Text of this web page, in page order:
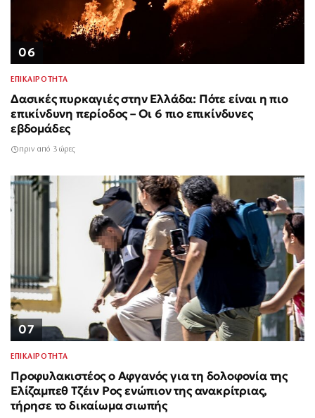
06
ΕΠΙΚΑΙΡΟΤΗΤΑ
Δασικές πυρκαγιές στην Ελλάδα: Πότε είναι η πιο
επικίνδυνη περίοδος – Οι 6 πιο επικίνδυνες
εβδομάδες
πριν από 3 ώρες
07
ΕΠΙΚΑΙΡΟΤΗΤΑ
Προφυλακιστέος ο Αφγανός για τη δολοφονία της
Ελίζαμπεθ Τζέιν Ρος ενώπιον της ανακρίτριας,
τήρησε το δικαίωμα σιωπής